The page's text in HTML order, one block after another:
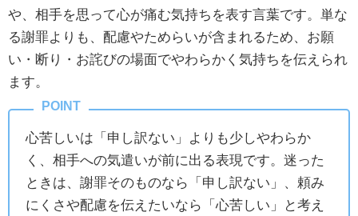
や、相手を思って心が痛む気持ちを表す言葉です。単な
る謝罪よりも、配慮やためらいが含まれるため、お願
い・断り・お詫びの場面でやわらかく気持ちを伝えられ
ます。
心苦しいは「申し訳ない」よりも少しやわらか
く、相手への気遣いが前に出る表現です。迷った
ときは、謝罪そのものなら「申し訳ない」、頼み
にくさや配慮を伝えたいなら「心苦しい」と考え